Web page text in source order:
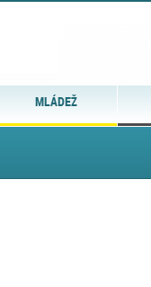
MLÁDEŽ